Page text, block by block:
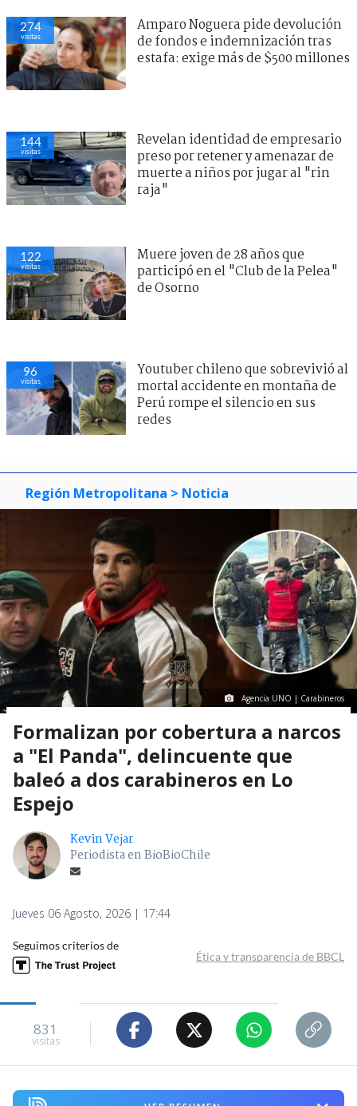
274
visitas
Amparo Noguera pide devolución
de fondos e indemnización tras
estafa: exige más de $500 millones
144
visitas
Revelan identidad de empresario
preso por retener y amenazar de
muerte a niños por jugar al "rin
raja"
122
visitas
Muere joven de 28 años que
participó en el "Club de la Pelea"
de Osorno
96
visitas
Youtuber chileno que sobrevivió al
mortal accidente en montaña de
Perú rompe el silencio en sus
redes
Región Metropolitana > Noticia
Agencia UNO | Carabineros
Formalizan por cobertura a narcos
a "El Panda", delincuente que
baleó a dos carabineros en Lo
Espejo
Kevin Vejar
Periodista en BioBioChile
Jueves 06 Agosto, 2026 | 17:44
Seguimos criterios de
Ética y transparencia de BBCL
831
visitas